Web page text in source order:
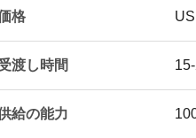
格
渡し時間
給の能力